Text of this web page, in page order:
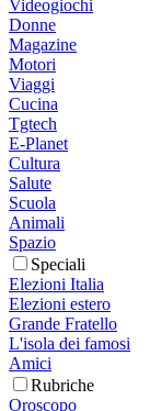
Videogiochi
Donne
Magazine
Motori
Viaggi
Cucina
Tgtech
E-Planet
Cultura
Salute
Scuola
Animali
Spazio
Speciali
Elezioni Italia
Elezioni estero
Grande Fratello
L'isola dei famosi
Amici
Rubriche
Oroscopo